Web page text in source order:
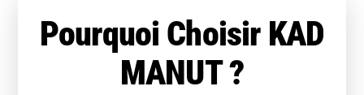
Pourquoi Choisir KAD
MANUT ?